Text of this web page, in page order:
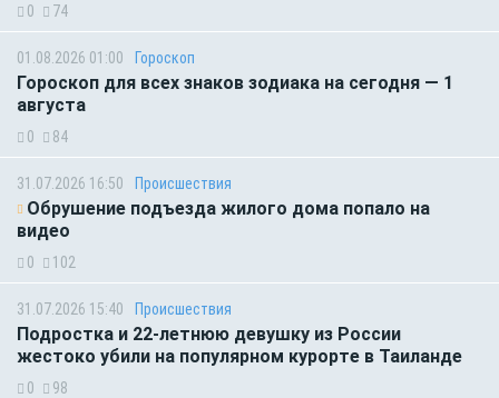
0 74
01.08.2026 01:00 Гороскоп
Гороскоп для всех знаков зодиака на сегодня — 1
августа
0 84
31.07.2026 16:50 Происшествия
Обрушение подъезда жилого дома попало на
видео
0 102
31.07.2026 15:40 Происшествия
Подростка и 22-летнюю девушку из России
жестоко убили на популярном курорте в Таиланде
0 98